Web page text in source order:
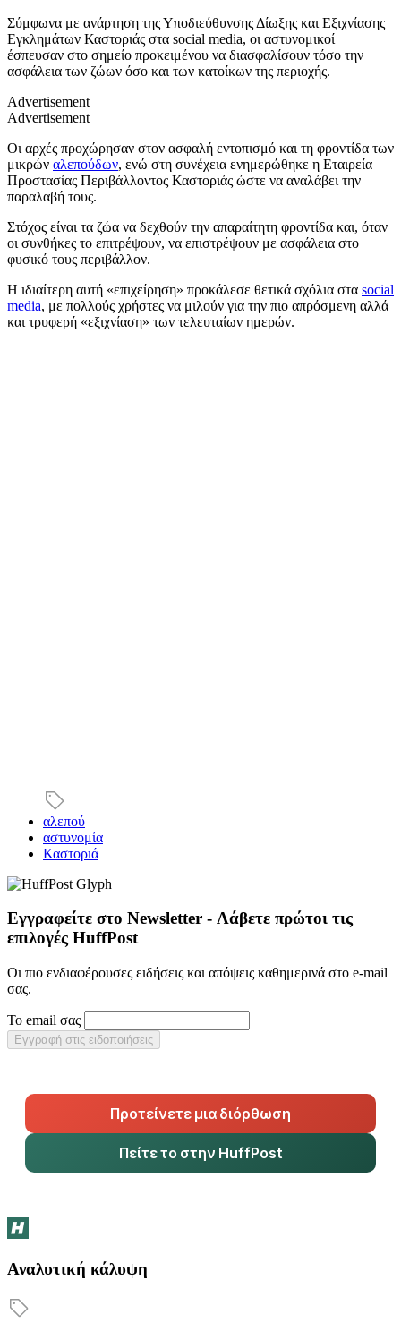
Σύμφωνα με ανάρτηση της Υποδιεύθυνσης Δίωξης και Εξιχνίασης
Εγκλημάτων Καστοριάς στα social media, οι αστυνομικοί
έσπευσαν στο σημείο προκειμένου να διασφαλίσουν τόσο την
ασφάλεια των ζώων όσο και των κατοίκων της περιοχής.
Advertisement
Advertisement
Οι αρχές προχώρησαν στον ασφαλή εντοπισμό και τη φροντίδα των
μικρών αλεπούδων, ενώ στη συνέχεια ενημερώθηκε η Εταιρεία
Προστασίας Περιβάλλοντος Καστοριάς ώστε να αναλάβει την
παραλαβή τους.
Στόχος είναι τα ζώα να δεχθούν την απαραίτητη φροντίδα και, όταν
οι συνθήκες το επιτρέψουν, να επιστρέψουν με ασφάλεια στο
φυσικό τους περιβάλλον.
Η ιδιαίτερη αυτή «επιχείρηση» προκάλεσε θετικά σχόλια στα social
media, με πολλούς χρήστες να μιλούν για την πιο απρόσμενη αλλά
και τρυφερή «εξιχνίαση» των τελευταίων ημερών.
αλεπού
αστυνομία
Καστοριά
Εγγραφείτε στο Newsletter - Λάβετε πρώτοι τις
επιλογές HuffPost
Οι πιο ενδιαφέρουσες ειδήσεις και απόψεις καθημερινά στο e-mail
σας.
Το email σας
Εγγραφή στις ειδοποιήσεις
Προτείνετε μια διόρθωση
Πείτε το στην HuffPost
Αναλυτική κάλυψη